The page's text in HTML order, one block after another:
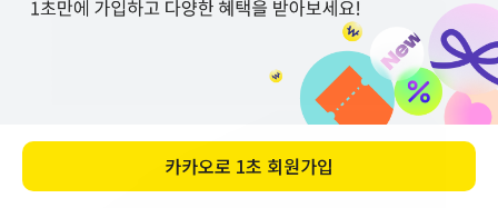
카카오로 1초 회원가입